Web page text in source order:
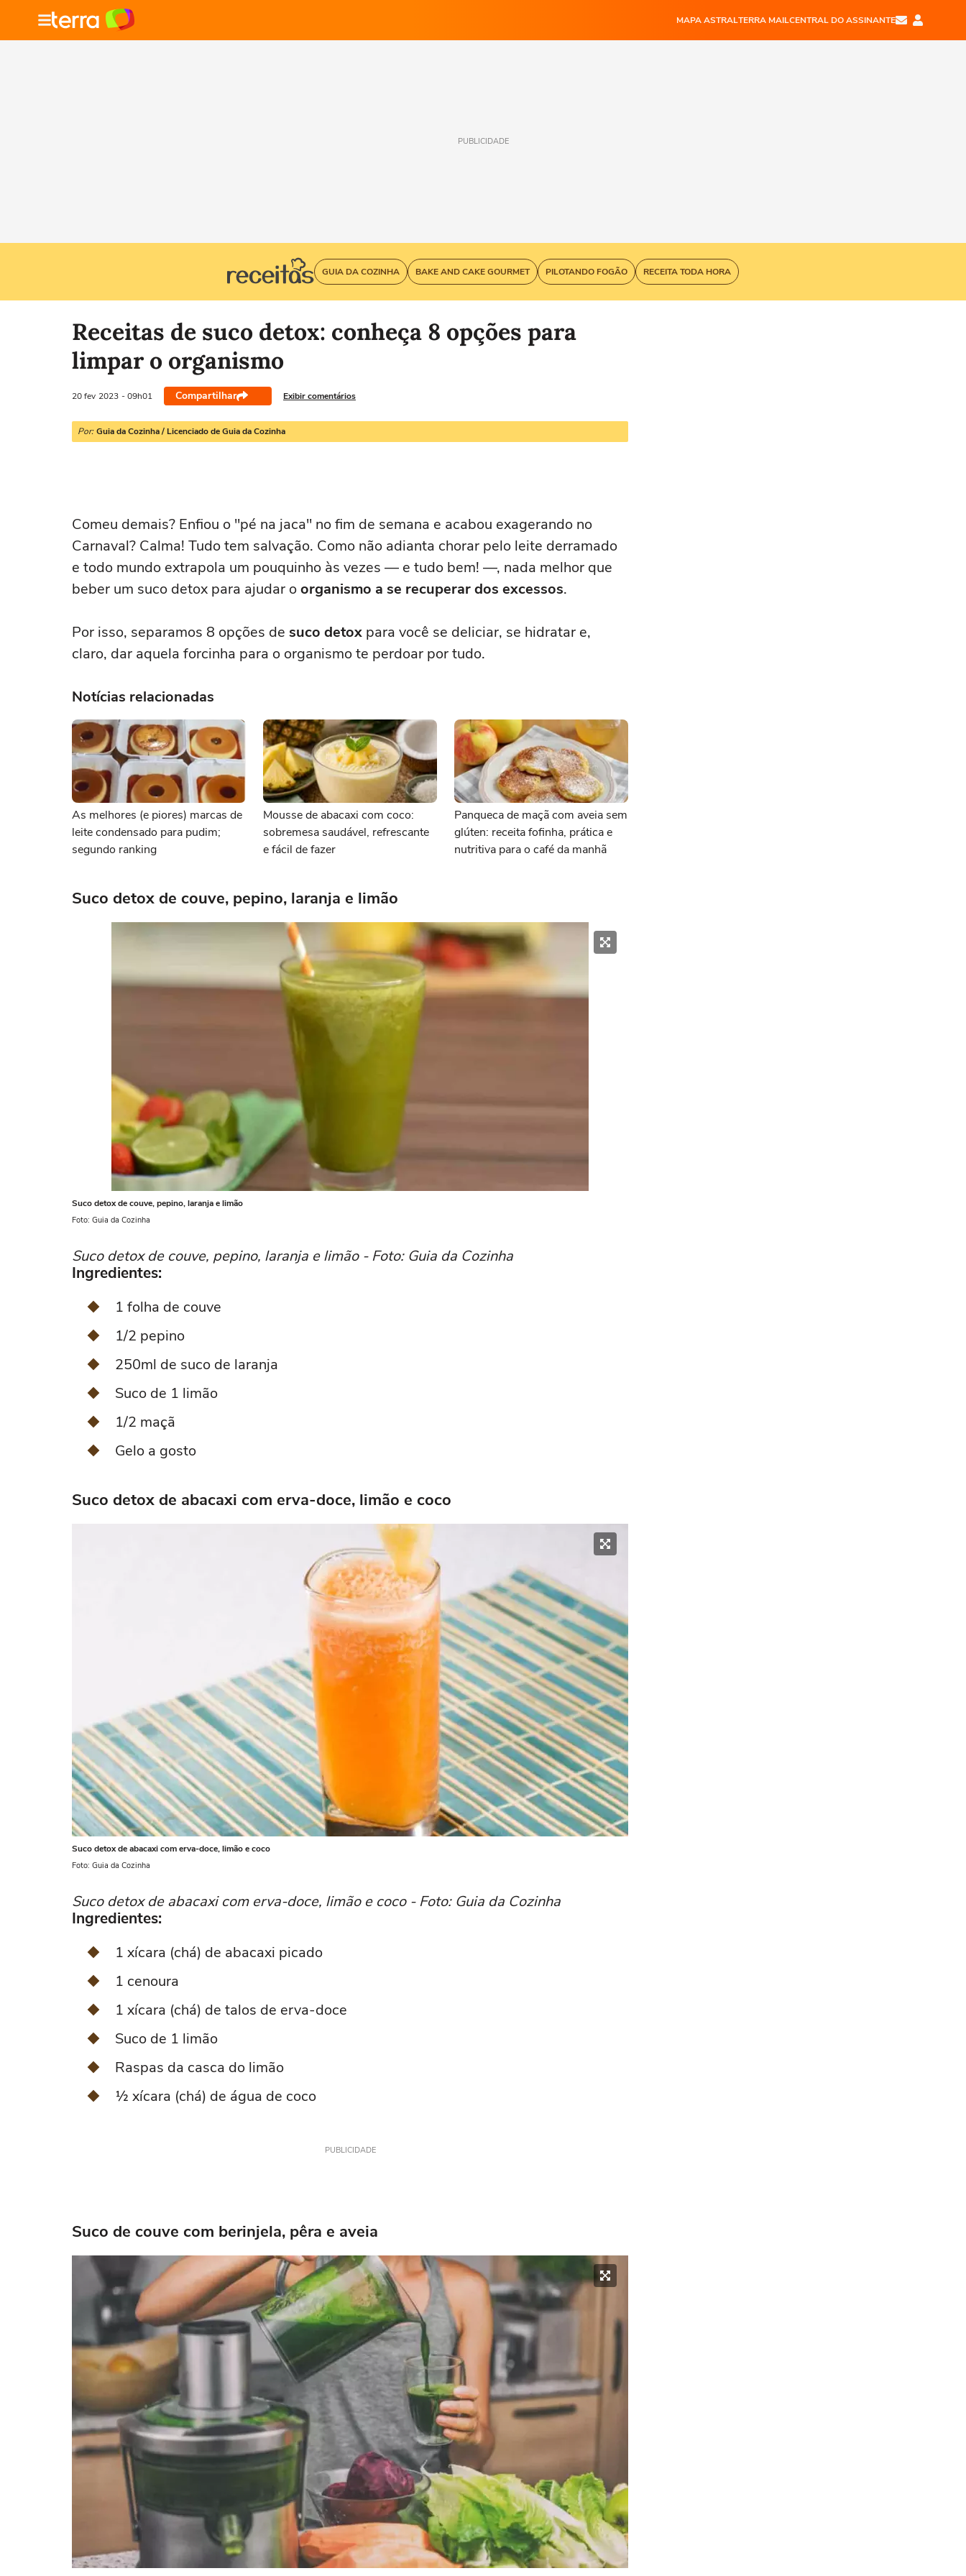
MAPA ASTRALTERRA MAILCENTRAL DO ASSINANTE
PUBLICIDADE
GUIA DA COZINHA BAKE AND CAKE GOURMET PILOTANDO FOGÃO RECEITA TODA HORA
Receitas de suco detox: conheça 8 opções para
limpar o organismo
20 fev 2023 - 09h01 Compartilhar Exibir comentários
Por: Guia da Cozinha / Licenciado de Guia da Cozinha
Comeu demais? Enfiou o "pé na jaca" no fim de semana e acabou exagerando no
Carnaval? Calma! Tudo tem salvação. Como não adianta chorar pelo leite derramado
e todo mundo extrapola um pouquinho às vezes — e tudo bem! —, nada melhor que
beber um suco detox para ajudar oorganismo a se recuperar dos excessos.
Por isso, separamos 8 opções de suco detox para você se deliciar, se hidratar e,
claro, dar aquela forcinha para o organismo te perdoar por tudo.
Notícias relacionadas
As melhores (e piores) marcas de
leite condensado para pudim;
segundo ranking
Mousse de abacaxi com coco:
sobremesa saudável, refrescante
e fácil de fazer
Panqueca de maçã com aveia sem
glúten: receita fofinha, prática e
nutritiva para o café da manhã
Suco detox de couve, pepino, laranja e limão
Suco detox de couve, pepino, laranja e limão
Foto: Guia da Cozinha
Suco detox de couve, pepino, laranja e limão - Foto: Guia da Cozinha
Ingredientes:
1 folha de couve
1/2 pepino
250ml de suco de laranja
Suco de 1 limão
1/2 maçã
Gelo a gosto
Suco detox de abacaxi com erva-doce, limão e coco
Suco detox de abacaxi com erva-doce, limão e coco
Foto: Guia da Cozinha
Suco detox de abacaxi com erva-doce, limão e coco - Foto: Guia da Cozinha
Ingredientes:
1 xícara (chá) de abacaxi picado
1 cenoura
1 xícara (chá) de talos de erva-doce
Suco de 1 limão
Raspas da casca do limão
½ xícara (chá) de água de coco
PUBLICIDADE
Suco de couve com berinjela, pêra e aveia